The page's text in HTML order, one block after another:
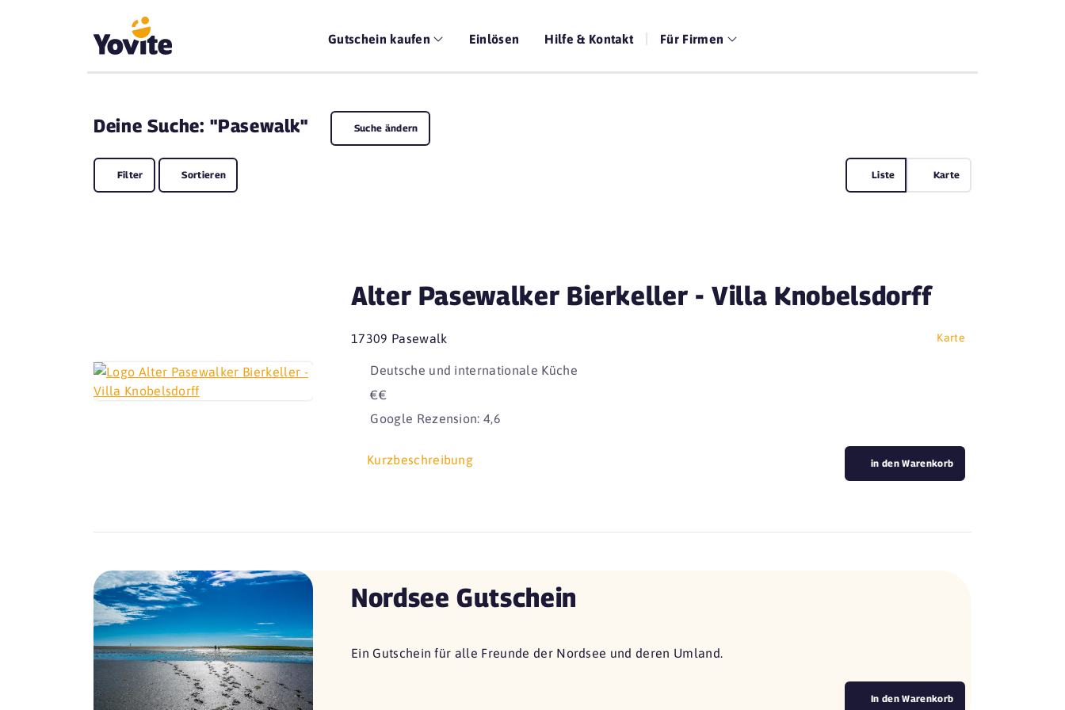
Gutschein kaufen Einlösen Hilfe & Kontakt Für Firmen
Deine Suche: "Pasewalk" Suche ändern
Filter Sortieren Liste Karte
Alter Pasewalker Bierkeller - Villa Knobelsdorff
17309 Pasewalk Karte
Deutsche und internationale Küche
€€
Google Rezension: 4,6
Kurzbeschreibung in den Warenkorb
Nordsee Gutschein
Ein Gutschein für alle Freunde der Nordsee und deren Umland.
In den Warenkorb